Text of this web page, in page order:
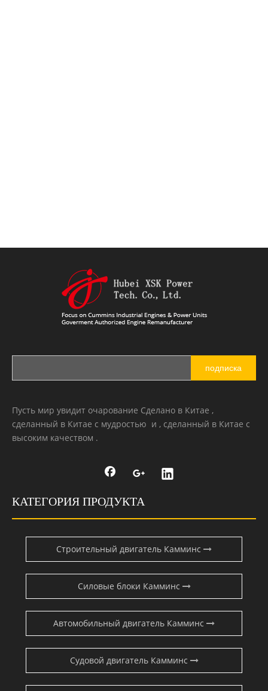
подписка
Пусть мир увидит очарование Сделано в Китае ,
сделанный в Китае с мудростью и , сделанный в Китае с
высоким качеством .
КАТЕГОРИЯ ПРОДУКТА
Строительный двигатель Камминс
Силовые блоки Камминс
Автомобильный двигатель Камминс
Судовой двигатель Камминс